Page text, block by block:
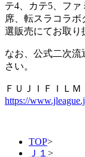
テ4、カテ5、フ
席、転スラコラ
選販売にてお取り
なお、公式二次
さい。
ＦＵＪＩＦＩＬ
https://
TOP>
Ｊ１ >